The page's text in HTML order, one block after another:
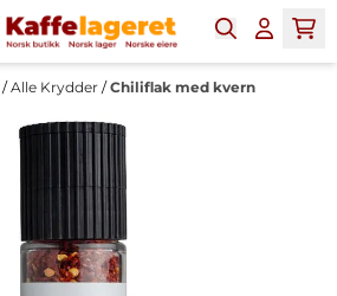
/Alle Krydder /Chiliflak med kvern